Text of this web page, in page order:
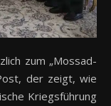
der zeigt, wie
Kriegsführung